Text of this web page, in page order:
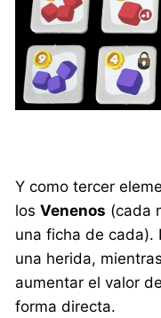
Y como tercer
losVenenos (cada
una ficha de cada).
una herida,
aumentar el valor
forma directa.